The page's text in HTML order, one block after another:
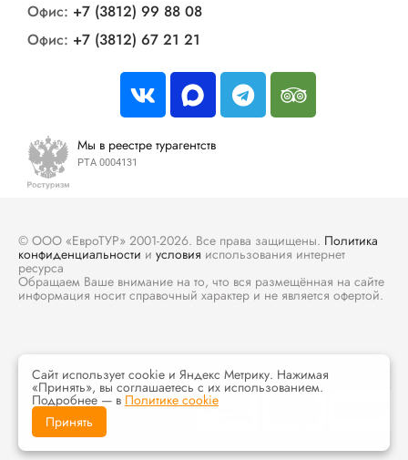
Офис: +7 (3812) 99 88 08
Офис: +7 (3812) 67 21 21
Мы в реестре турагентств
РТА 0004131
© ООО «ЕвроТУР» 2001-2026. Все права защищены. Политика
конфиденциальности и условия использования интернет
ресурса
Обращаем Ваше внимание на то, что вся размещённая на сайте
информация носит справочный характер и не является офертой.
Сайт использует cookie и Яндекс Метрику. Нажимая
«Принять», вы соглашаетесь с их использованием.
Подробнее — в Политике cookie
Принять